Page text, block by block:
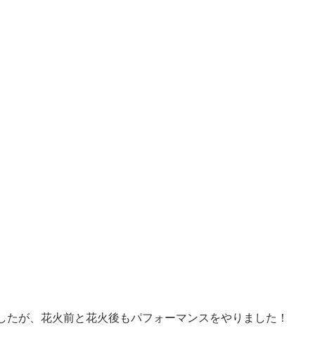
たが、花火前と花火後もパフォーマンスをやりました！